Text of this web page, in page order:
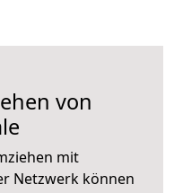
von
mit
Netzwerk können